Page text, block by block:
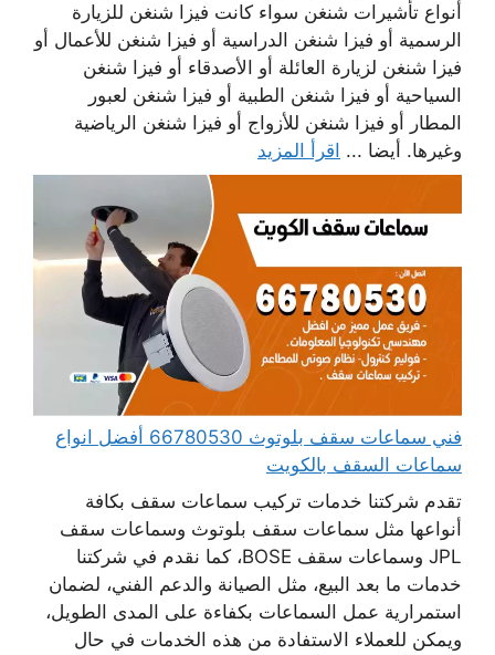
أنواع تأشيرات شنغن سواء كانت فيزا شنغن للزيارة
الرسمية أو فيزا شنغن الدراسية أو فيزا شنغن للأعمال أو
فيزا شنغن لزيارة العائلة أو الأصدقاء أو فيزا شنغن
السياحية أو فيزا شنغن الطبية أو فيزا شنغن لعبور
المطار أو فيزا شنغن للأزواج أو فيزا شنغن الرياضية
وغيرها. أيضا ... اقرأ المزيد
فني سماعات سقف بلوتوث 66780530 أفضل انواع
سماعات السقف بالكويت
تقدم شركتنا خدمات تركيب سماعات سقف بكافة
أنواعها مثل سماعات سقف بلوتوث وسماعات سقف
JPL وسماعات سقف BOSE، كما نقدم في شركتنا
خدمات ما بعد البيع، مثل الصيانة والدعم الفني، لضمان
استمرارية عمل السماعات بكفاءة على المدى الطويل،
ويمكن للعملاء الاستفادة من هذه الخدمات في حال